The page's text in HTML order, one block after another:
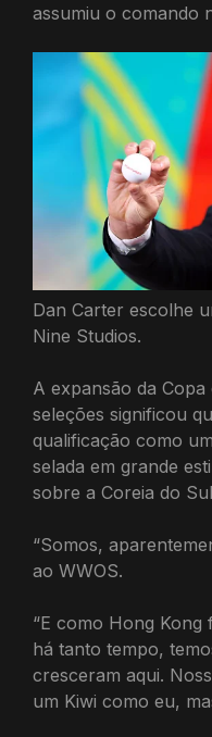
assumiu o comando
Dan Carter escolhe
Nine Studios.
A expansão da
seleções significou
qualificação como
selada em grande
sobre a Coreia do
“Somos,
ao WWOS.
“E como Hong
há tanto tempo,
cresceram aqui.
um Kiwi como eu,